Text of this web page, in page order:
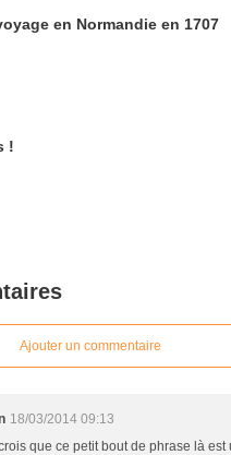
en Normandie en 1707
!
Ajouter un commentaire
18/03/2014 09:13
que ce petit bout de phrase là est